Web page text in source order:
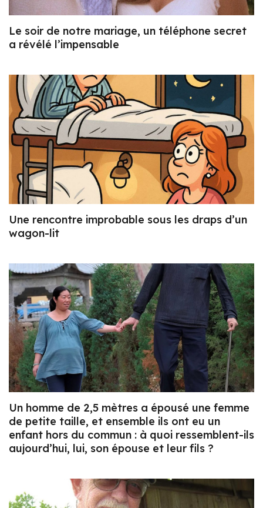
Le soir de notre mariage, un téléphone secret
a révélé l’impensable
Une rencontre improbable sous les draps d’un
wagon-lit
Un homme de 2,5 mètres a épousé une femme
de petite taille, et ensemble ils ont eu un
enfant hors du commun : à quoi ressemblent-ils
aujourd’hui, lui, son épouse et leur fils ?